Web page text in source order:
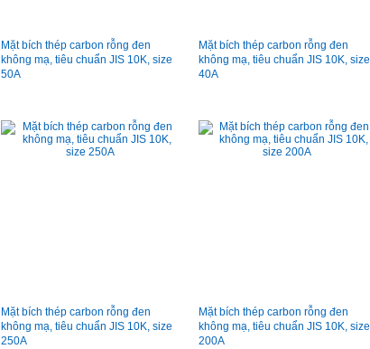
Mặt bích thép carbon rỗng đen
không mạ, tiêu chuẩn JIS 10K, size
50A
Mặt bích thép carbon rỗng đen
không mạ, tiêu chuẩn JIS 10K, size
40A
Mặt bích thép carbon rỗng đen
không mạ, tiêu chuẩn JIS 10K, size
250A
Mặt bích thép carbon rỗng đen
không mạ, tiêu chuẩn JIS 10K, size
200A